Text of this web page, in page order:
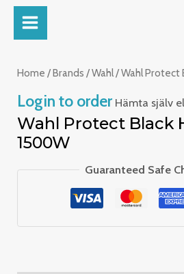
SkipMAIN
MENU
Home /Brands /Wahl/ Wahl Protect
Login to order Hämta själv
Wahl Protect Black
1500W
Guaranteed Safe